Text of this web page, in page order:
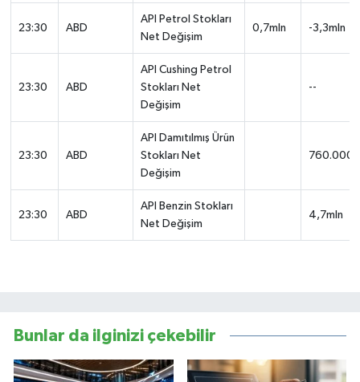
23:30 ABD
API Petrol Stokları
Net Değişim
0,7mln -3,3mln
23:30 ABD
API Cushing Petrol
Stokları Net
Değişim
--
23:30 ABD
API Damıtılmış Ürün
Stokları Net
Değişim
760.000
23:30 ABD
API Benzin Stokları
Net Değişim
4,7mln
Bunlar da ilginizi çekebilir